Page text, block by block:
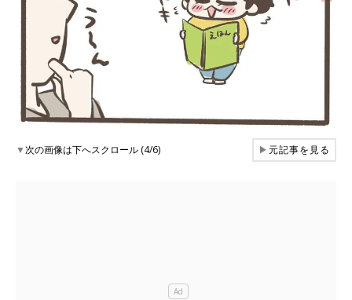
▼次の画像は下へスクロール (4/6) ▶元記事を見る